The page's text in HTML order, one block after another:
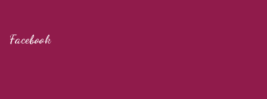
Facebook